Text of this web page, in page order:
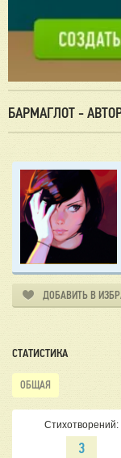
БАРМАГЛОТ -
ДОБАВИТЬ В
СТАТИСТИКА
ОБЩАЯ
Стихотворений:
3